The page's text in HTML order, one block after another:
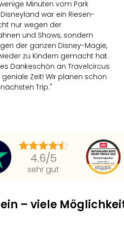
Minuten vom Park
war ein Riesen-
nur wegen der
und Shows, sondern
der ganzen Disney-Magie,
zu Kindern gemacht hat.
Dankeschön an Travelcircus
Zeit! Wir planen schon
Trip."
4.6/5
sehr gut
– viele